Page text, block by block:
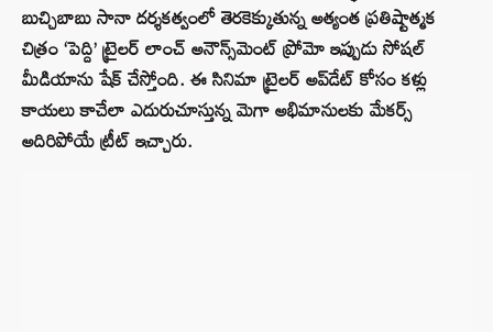
బుచ్చిబాబు సానా దర్శకత్వంలో తెరకెక్కుతున్న అత్యంత ప్రతిష్టాత్మక
చిత్రం ‘పెద్ది’ ట్రైలర్ లాంచ్ అనౌన్స్‌మెంట్ ప్రోమో ఇప్పుడు సోషల్
మీడియాను షేక్ చేస్తోంది. ఈ సినిమా ట్రైలర్ అప్‌డేట్ కోసం కళ్లు
కాయలు కాచేలా ఎదురుచూస్తున్న మెగా అభిమానులకు మేకర్స్
అదిరిపోయే ట్రీట్ ఇచ్చారు.